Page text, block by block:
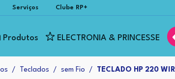
Serviços Clube RP+
Produtos ELECTRONIA & PRINCESSE
Teclados sem Fio TECLADO HP 220